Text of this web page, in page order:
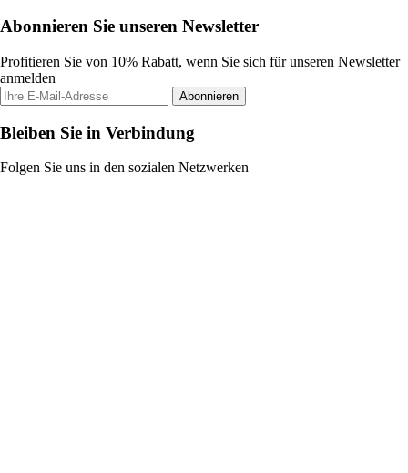
Abonnieren Sie unseren Newsletter
Profitieren Sie von 10% Rabatt, wenn Sie sich für unseren Newsletter
anmelden
Abonnieren
Bleiben Sie in Verbindung
Folgen Sie uns in den sozialen Netzwerken